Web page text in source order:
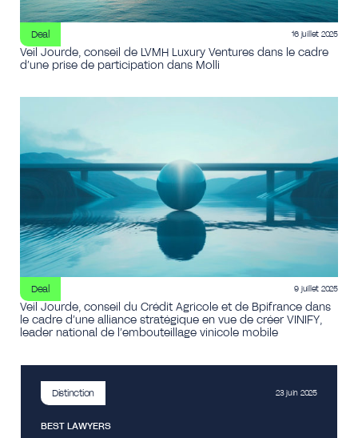
Deal 16 juillet 2025
Veil Jourde, conseil de LVMH Luxury Ventures dans le cadre
d’une prise de participation dans Molli
Deal 9 juillet 2025
Veil Jourde, conseil du Crédit Agricole et de Bpifrance dans
le cadre d’une alliance stratégique en vue de créer VINIFY,
leader national de l’embouteillage vinicole mobile
Distinction 23 juin 2025
BEST LAWYERS